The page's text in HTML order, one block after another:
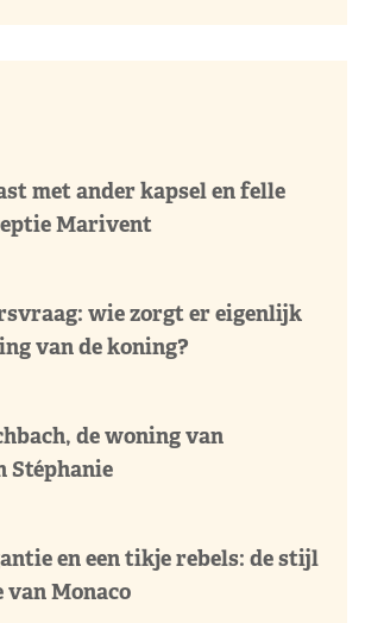
met ander kapsel en felle
Marivent
wie zorgt er eigenlijk
van de koning?
de woning van
Stéphanie
en een tikje rebels: de stijl
van Monaco